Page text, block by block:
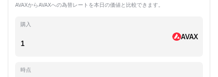
AVAXからAVAXへの為替レートを本日の価値と比較できます。
購入
AVAX
時点